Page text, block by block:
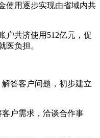
使用逐步实现由省域内共
共济使用512亿元，促
医负担。
解答客户问题，初步建立
客户需求，洽谈合作事